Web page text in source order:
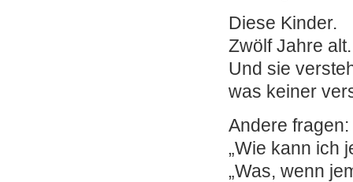
Diese Kinder.
Zwölf Jahre alt.
Und sie
was keiner
Andere fragen:
„Wie kann ich
„Was, wenn